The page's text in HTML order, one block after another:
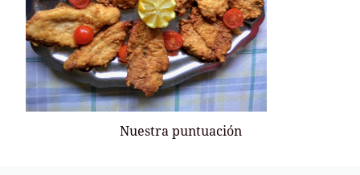
Nuestra puntuación